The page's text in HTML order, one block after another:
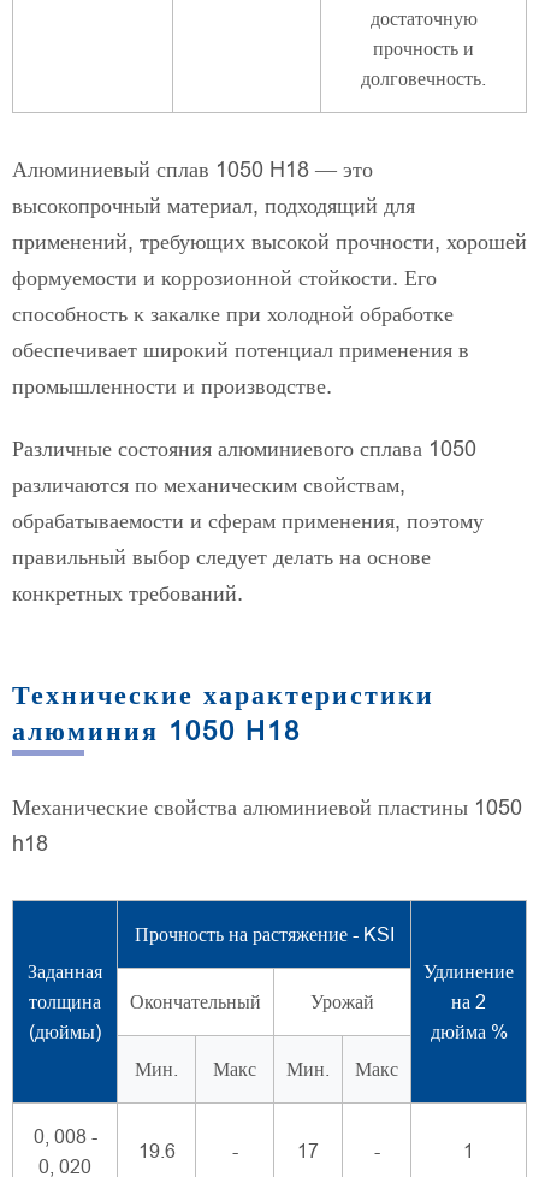
достаточную
прочность и
долговечность.
Алюминиевый сплав 1050 H18 — это
высокопрочный материал, подходящий для
применений, требующих высокой прочности, хорошей
формуемости и коррозионной стойкости. Его
способность к закалке при холодной обработке
обеспечивает широкий потенциал применения в
промышленности и производстве.
Различные состояния алюминиевого сплава 1050
различаются по механическим свойствам,
обрабатываемости и сферам применения, поэтому
правильный выбор следует делать на основе
конкретных требований.
Технические характеристики
алюминия 1050 H18
Механические свойства алюминиевой пластины 1050
h18
Заданная
толщина
(дюймы)
Прочность на растяжение - KSI
Удлинение
на 2
дюйма %
Окончательный Урожай
Мин. Макс Мин. Макс
0, 008 -
0, 020
19.6 - 17 - 1